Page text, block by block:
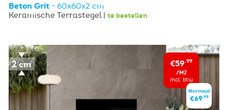
Beton Grit - 60x60x2 cm
Keramische Terrastegel | te bestellen
€59,99
/M2
incl. btw
Normaal
€69,99